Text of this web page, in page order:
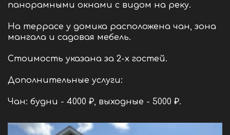
панорамными окнами с видом на реку.
На террасе у домика расположена чан, зона
мангала и садовая мебель.
Стоимость указана за 2-х гостей.
Дополнительные услуги:
Чан: будни - 4000 ₽, выходные - 5000 ₽.